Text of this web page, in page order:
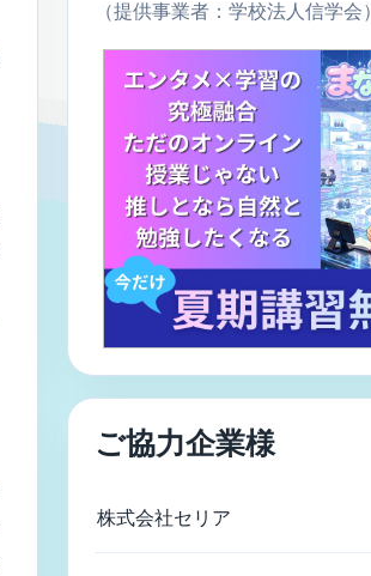
（提供事業者：学校法人信学会）
ご協力企業様
株式会社セリア